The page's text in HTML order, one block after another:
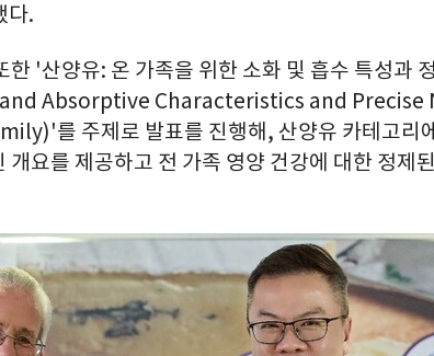
다.
한 '산양유: 온 가족을 위한 소화 및 흡수 특성과
Absorptive Characteristics and
를 주제로 발표를 진행해, 산양유 카테고리
개요를 제공하고 전 가족 영양 건강에 대한 정제